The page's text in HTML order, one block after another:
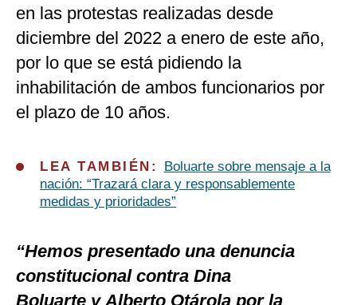
en las protestas realizadas desde
diciembre del 2022 a enero de este año,
por lo que se está pidiendo la
inhabilitación de ambos funcionarios por
el plazo de 10 años.
LEA TAMBIÉN:
Boluarte sobre mensaje a la
nación: “Trazará clara y responsablemente
medidas y prioridades”
“Hemos presentado una denuncia
constitucional contra Dina
Boluarte y Alberto Otárola por la